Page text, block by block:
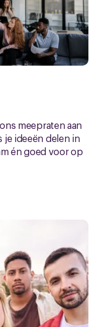
meepraten aan
ideeën delen in
én goed voor op